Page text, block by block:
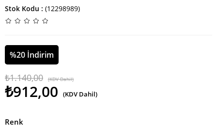
Stok Kodu (12298989)
%20 İndirim
₺1.140,00 (KDV Dahil)
₺912,00 (KDV Dahil)
Renk